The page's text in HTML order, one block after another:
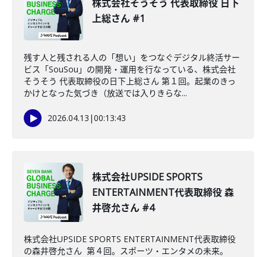
株式会社そうそう 代表取締役 日下
上総さん #1
残す人と残される人の「想い」をつなぐデジタル終活サー
ビス「SouSou」の開発・運用を行なっている、株式会社
そうそう 代表取締役の日下上総さん 第１回。起業のきっ
かけとなった気づき（放送では入りきらな...
2026.04.13 |00:13:43
株式会社UPSIDE SPORTS
ENTERTAINMENT代表取締役 森
井啓允さん #4
株式会社UPSIDE SPORTS ENTERTAINMENT代表取締役
の森井啓允さん 第４回。スポーツ・エンタメの未来。